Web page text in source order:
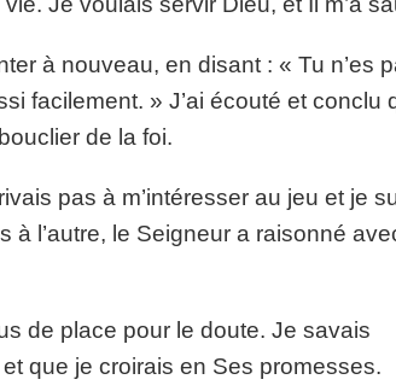
à nouveau, en disant : « Tu n’es
facilement. » J’ai écouté et conclu
de la foi.
pas à m’intéresser au jeu et je
à l’autre, le Seigneur a raisonné
de place pour le doute. Je savais
que je croirais en Ses promesses.